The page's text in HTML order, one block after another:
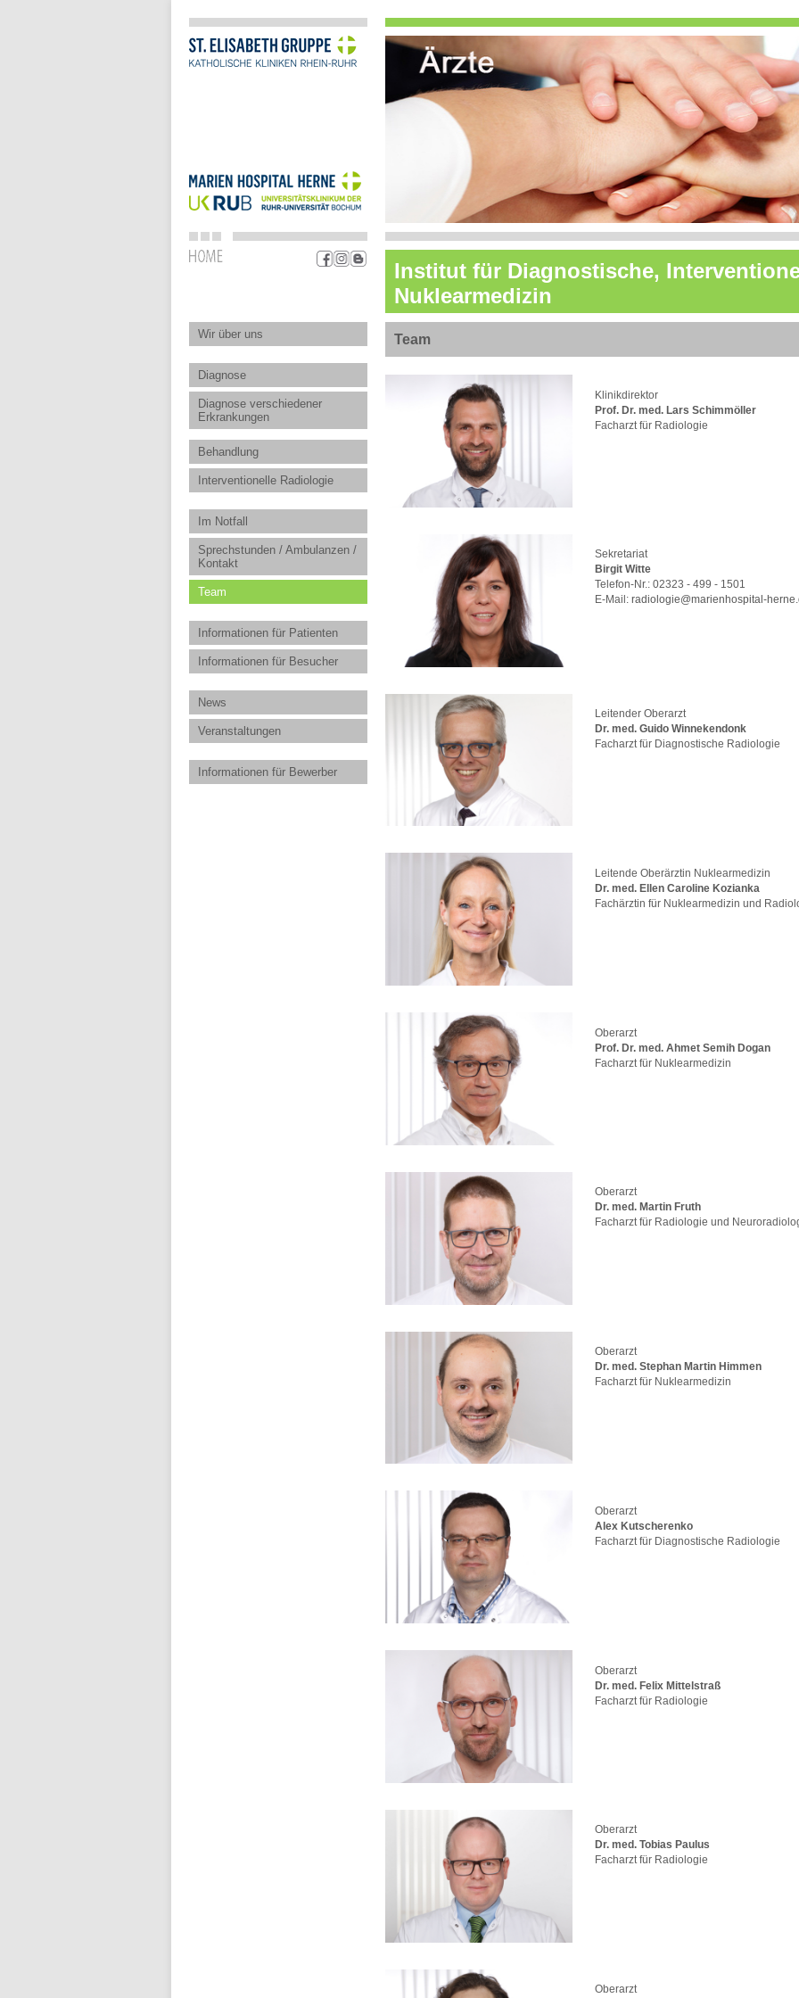
Institut für Diagnostische,
Nuklearmedizin
Wir über uns
Diagnose
Diagnose verschiedener
Erkrankungen
Behandlung
Interventionelle Radiologie
Im Notfall
Sprechstunden / Ambulanzen /
Kontakt
Team
Informationen für Patienten
Informationen für Besucher
News
Veranstaltungen
Informationen für Bewerber
Team
Klinikdirektor
Prof. Dr. med. Lars Schimmöller
Facharzt für Radiologie
Sekretariat
Birgit Witte
Telefon-Nr.: 02323 - 499 - 1501
E-Mail: radiologie@marienhospital-
Leitender Oberarzt
Dr. med. Guido Winnekendonk
Facharzt für Diagnostische Radiologie
Leitende Oberärztin Nuklearmedizin
Dr. med. Ellen Caroline Kozianka
Fachärztin für Nuklearmedizin und
Oberarzt
Prof. Dr. med. Ahmet Semih Dogan
Facharzt für Nuklearmedizin
Oberarzt
Dr. med. Martin Fruth
Facharzt für Radiologie und
Oberarzt
Dr. med. Stephan Martin Himmen
Facharzt für Nuklearmedizin
Oberarzt
Alex Kutscherenko
Facharzt für Diagnostische Radiologie
Oberarzt
Dr. med. Felix Mittelstraß
Facharzt für Radiologie
Oberarzt
Dr. med. Tobias Paulus
Facharzt für Radiologie
Oberarzt